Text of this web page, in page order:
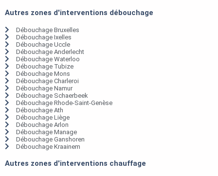
Autres zones d'interventions débouchage
Débouchage Bruxelles
Débouchage Ixelles
Débouchage Uccle
Débouchage Anderlecht
Débouchage Waterloo
Débouchage Tubize
Débouchage Mons
Débouchage Charleroi
Débouchage Namur
Débouchage Schaerbeek
Débouchage Rhode-Saint-Genèse
Débouchage Ath
Débouchage Liège
Débouchage Arlon
Débouchage Manage
Débouchage Ganshoren
Débouchage Kraainem
Autres zones d'interventions chauffage